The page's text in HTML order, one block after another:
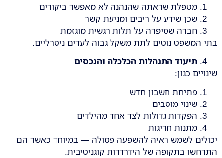
מטפלת שראתה שהנהנה לא מאפשר ביקורים
שכן שידע על ריבים ומניעת קשר
חברה שסיפרה על תלות רגשית מוגזמת
בתי המשפט נוטים לתת משקל גבוה לעדים ניטרליים.
תיעוד התנהלות הכלכלה והנכסים
שינויים כגון:
פתיחת חשבון חדש
שינוי מוטבים
הפקדות גדולות לצד אחד מהילדים
מתנות חריגות
יכולים לשמש ראיה להשפעה פסולה — במיוחד כאשר הם
התרחשו בתקופה של הידרדרות קוגניטיבית.